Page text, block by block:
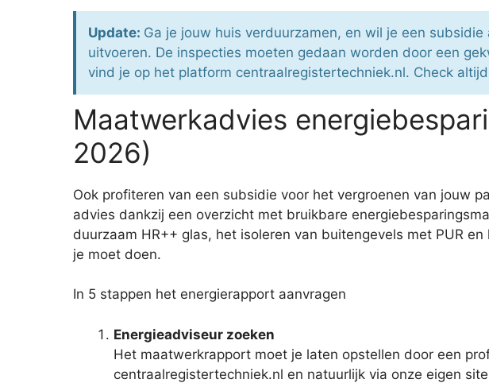
Update: Ga je jouw huis verduurzamen, en wil je een
uitvoeren. De inspecties moeten gedaan worden door een
vind je op het platform centraalregistertechniek.nl. Check
Maatwerkadvies
2026)
Ook profiteren van een subsidie voor het vergroenen van jouw
advies dankzij een overzicht met bruikbare
duurzaam HR++ glas, het isoleren van buitengevels met PUR
je moet doen.
In 5 stappen het energierapport aanvragen
Energieadviseur zoeken
Het maatwerkrapport moet je laten opstellen door een
centraalregistertechniek.nl en natuurlijk via onze eigen